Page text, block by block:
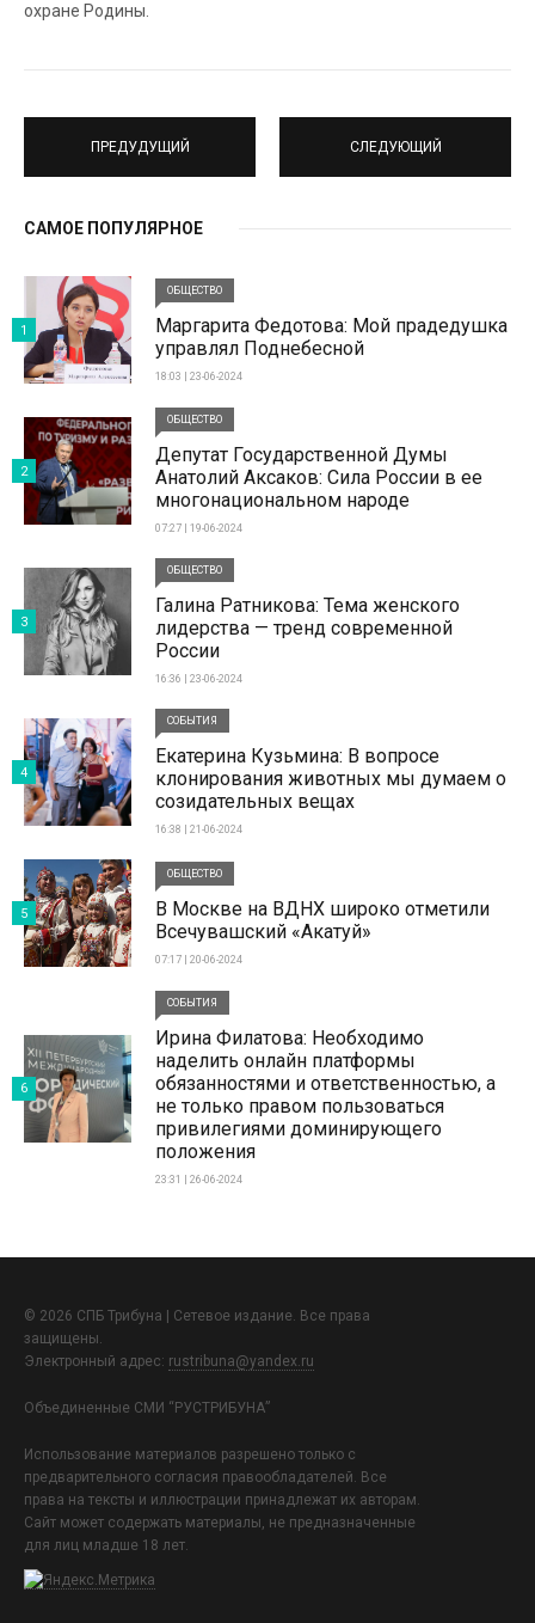
охране Родины.
ПРЕДУДУЩИЙ СЛЕДУЮЩИЙ
САМОЕ ПОПУЛЯРНОЕ
ОБЩЕСТВО
Маргарита Федотова: Мой прадедушка
управлял Поднебесной
18:03 | 23-06-2024
1
ОБЩЕСТВО
Депутат Государственной Думы
Анатолий Аксаков: Сила России в ее
многонациональном народе
07:27 | 19-06-2024
2
ОБЩЕСТВО
Галина Ратникова: Тема женского
лидерства — тренд современной
России
16:36 | 23-06-2024
3
СОБЫТИЯ
Екатерина Кузьмина: В вопросе
клонирования животных мы думаем о
созидательных вещах
16:38 | 21-06-2024
4
ОБЩЕСТВО
В Москве на ВДНХ широко отметили
Всечувашский «Акатуй»
07:17 | 20-06-2024
5
СОБЫТИЯ
Ирина Филатова: Необходимо
наделить онлайн платформы
обязанностями и ответственностью, а
не только правом пользоваться
привилегиями доминирующего
положения
23:31 | 26-06-2024
6
© 2026 СПБ Трибуна | Сетевое издание. Все права
защищены.
Электронный адрес: rustribuna@yandex.ru
Объединенные СМИ “РУСТРИБУНА”
Использование материалов разрешено только с
предварительного согласия правообладателей. Все
права на тексты и иллюстрации принадлежат их авторам.
Сайт может содержать материалы, не предназначенные
для лиц младше 18 лет.